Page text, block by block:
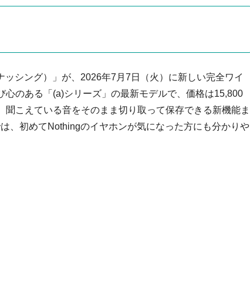
シング）」が、2026年7月7日（火）に新しい完全ワイ
のある「(a)シリーズ」の最新モデルで、価格は15,800
こえている音をそのまま切り取って保存できる新機能ま
、初めてNothingのイヤホンが気になった方にも分かりや